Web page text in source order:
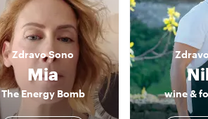
ZdravoSono
Mia
The Energy Bomb wine &